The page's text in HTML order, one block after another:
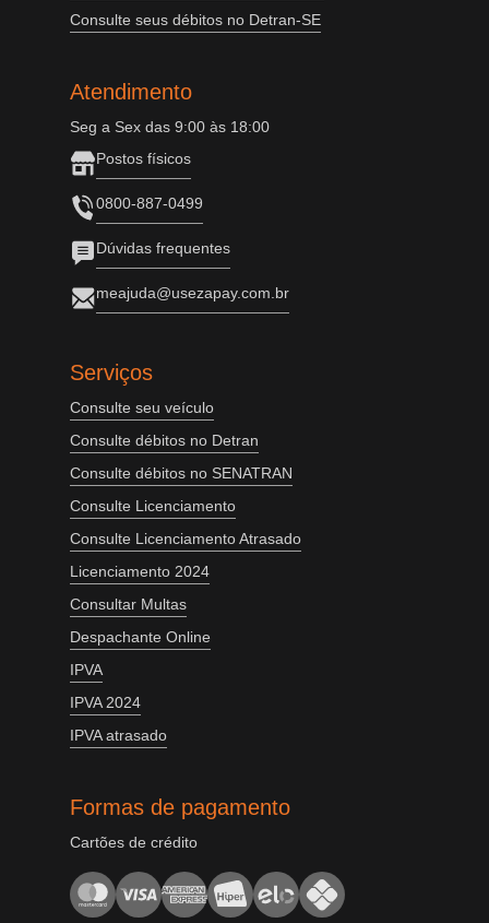
Consulte seus débitos no Detran-SE
Atendimento
Seg a Sex das 9:00 às 18:00
Postos físicos
0800-887-0499
Dúvidas frequentes
meajuda@usezapay.com.br
Serviços
Consulte seu veículo
Consulte débitos no Detran
Consulte débitos no SENATRAN
Consulte Licenciamento
Consulte Licenciamento Atrasado
Licenciamento 2024
Consultar Multas
Despachante Online
IPVA
IPVA 2024
IPVA atrasado
Formas de pagamento
Cartões de crédito